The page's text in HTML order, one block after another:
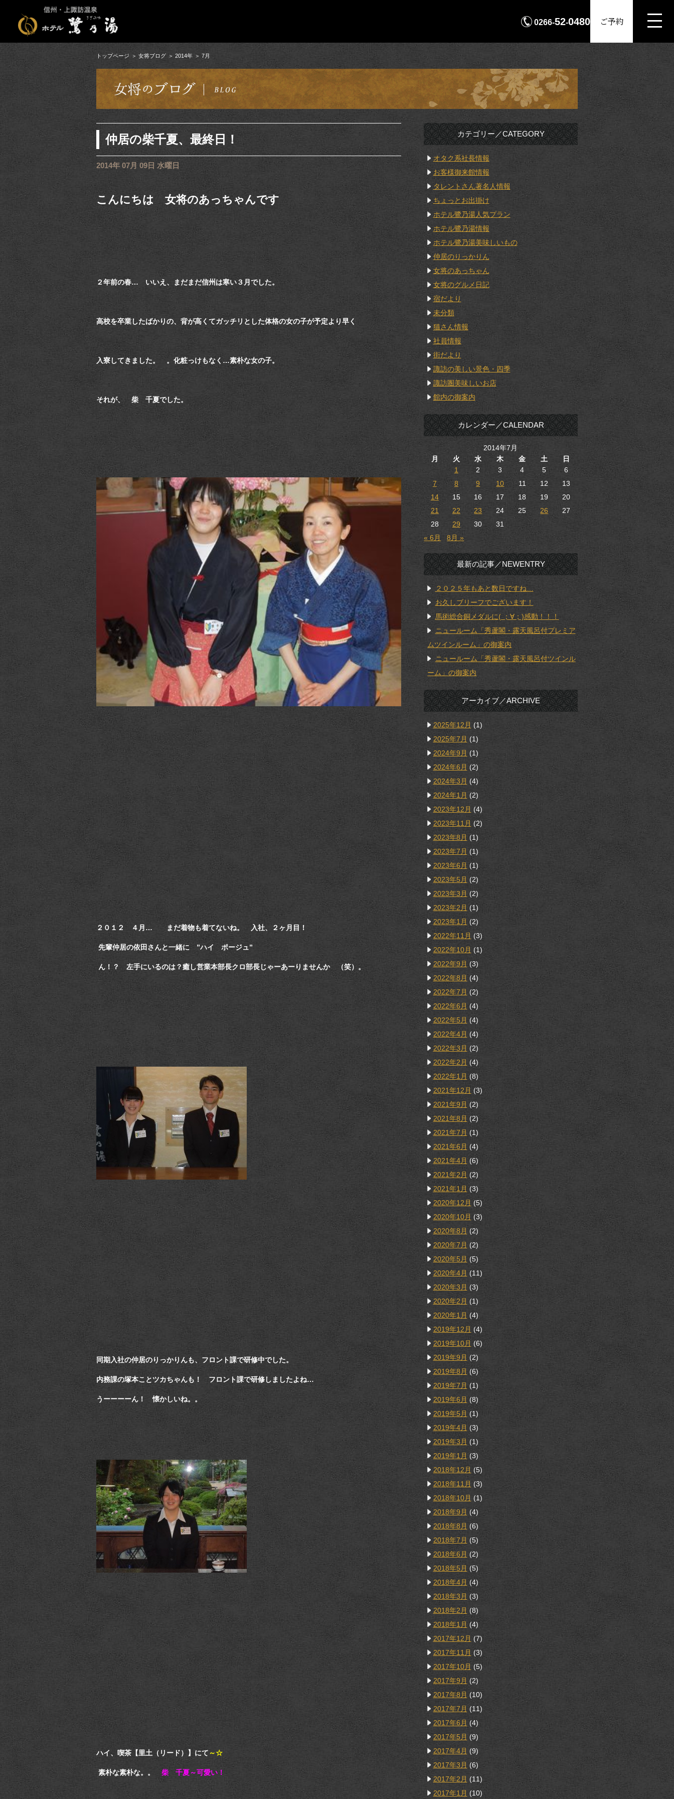
0266-52-0480 ご予約
トップページ 女将ブログ 2014年 7月
仲居の柴千夏、最終日！
2014年 07月 09日 水曜日
こんにちは 女将のあっちゃんです
２年前の春… いいえ、まだまだ信州は寒い３月でした。
高校を卒業したばかりの、背が高くてガッチリとした体格の女の子が予定より早く
入寮してきました。 。化粧っけもなく…素朴な女の子。
それが、 柴 千夏でした。
２０１２ ４月… まだ着物も着てないね。 入社、２ヶ月目！
先輩仲居の依田さんと一緒に ”ハイ ポージュ”
ん！？ 左手にいるのは？癒し営業本部長クロ部長じゃーあーりませんか （笑）。
同期入社の仲居のりっかりんも、フロント課で研修中でした。
内務課の塚本ことツカちゃんも！ フロント課で研修しましたよね…
うーーーーん！ 懐かしいね。。
ハイ、喫茶【里土（リード）】にて ～☆
素朴な素朴な。。柴 千夏～可愛い！
カテゴリー／CATEGORY
オタク系社長情報
お客様御来館情報
タレントさん著名人情報
ちょっとお出掛け
ホテル鷺乃湯人気プラン
ホテル鷺乃湯情報
ホテル鷺乃湯美味しいもの
仲居のりっかりん
女将のあっちゃん
女将のグルメ日記
宿だより
未分類
猫さん情報
社員情報
街だより
諏訪の美しい景色・四季
諏訪圏美味しいお店
館内の御案内
カレンダー／CALENDAR
2014年7月
月
火 水 木 金 土
日
1
2 3 4 5
6
7
8 9 10 11 12
13
14
15 16 17 18 19
20
21
22 23 24 25 26
27
28
29 30
31
« 6月
8月 »
最新の記事／NEWENTRY
２０２５年もあと数日ですね…
お久しブリーフでございます！
馬術総合銅メダルに( ；∀；)感動！！！
ニュールーム「秀蘆閣・露天風呂付プレミア
ムツインルーム」の御案内
ニュールーム「秀蘆閣・露天風呂付ツインル
ーム」の御案内
アーカイブ／ARCHIVE
2025年12月 (1)
2025年7月 (1)
2024年9月 (1)
2024年6月 (2)
2024年3月 (4)
2024年1月 (2)
2023年12月 (4)
2023年11月 (2)
2023年8月 (1)
2023年7月 (1)
2023年6月 (1)
2023年5月 (2)
2023年3月 (2)
2023年2月 (1)
2023年1月 (2)
2022年11月 (3)
2022年10月(1)
2022年9月 (3)
2022年8月 (4)
2022年7月 (2)
2022年6月 (4)
2022年5月 (4)
2022年4月 (4)
2022年3月 (2)
2022年2月 (4)
2022年1月 (8)
2021年12月 (3)
2021年9月 (2)
2021年8月 (2)
2021年7月 (1)
2021年6月 (4)
2021年4月 (6)
2021年2月 (2)
2021年1月 (3)
2020年12月 (5)
2020年10月 (3)
2020年8月 (2)
2020年7月 (2)
2020年5月 (5)
2020年4月 (11)
2020年3月 (3)
2020年2月 (1)
2020年1月 (4)
2019年12月 (4)
2019年10月 (6)
2019年9月 (2)
2019年8月 (6)
2019年7月 (1)
2019年6月 (8)
2019年5月 (1)
2019年4月 (3)
2019年3月 (1)
2019年1月 (3)
2018年12月 (5)
2018年11月 (3)
2018年10月 (1)
2018年9月 (4)
2018年8月 (6)
2018年7月 (5)
2018年6月 (2)
2018年5月 (5)
2018年4月 (4)
2018年3月 (3)
2018年2月 (8)
2018年1月 (4)
2017年12月 (7)
2017年11月 (3)
2017年10月 (5)
2017年9月 (2)
2017年8月 (10)
2017年7月 (11)
2017年6月 (4)
2017年5月 (9)
2017年4月 (9)
2017年3月 (6)
2017年2月 (11)
2017年1月 (10)